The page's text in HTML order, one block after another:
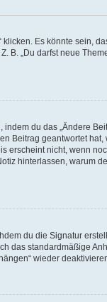
klicken. Es könnte sein,
„Du darfst neue
du das „Ändere
Beitrag geantwortet
erscheint nicht, wenn
hinterlassen, warum
du die Signatur
das standardmäßige
wieder